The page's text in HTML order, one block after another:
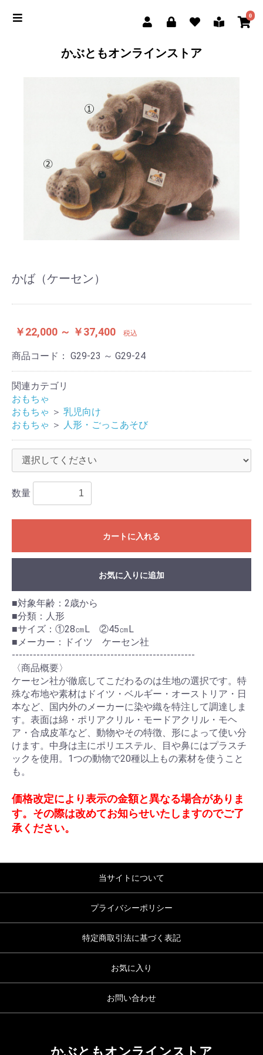
0
かぶともオンラインストア
かば（ケーセン）
￥22,000 ～ ￥37,400 税込
商品コード： G29-23 ～ G29-24
関連カテゴリ
おもちゃ
おもちゃ ＞ 乳児向け
おもちゃ ＞ 人形・ごっこあそび
数量
カートに入れる
お気に入りに追加
■対象年齢：2歳から
■分類：人形
■サイズ：①28㎝L ②45㎝L
■メーカー：ドイツ ケーセン社
----------------------------------------------------
〈商品概要〉
ケーセン社が徹底してこだわるのは生地の選択です。特
殊な布地や素材はドイツ・ベルギー・オーストリア・日
本など、国内外のメーカーに染や織を特注して調達しま
す。表面は綿・ポリアクリル・モードアクリル・モヘ
ア・合成皮革など、動物やその特徴、形によって使い分
けます。中身は主にポリエステル、目や鼻にはプラスチ
ックを使用。1つの動物で20種以上もの素材を使うこと
も。
価格改定により表示の金額と異なる場合がありま
す。その際は改めてお知らせいたしますのでご了
承ください。
当サイトについて
プライバシーポリシー
特定商取引法に基づく表記
お気に入り
お問い合わせ
かぶともオンラインストア